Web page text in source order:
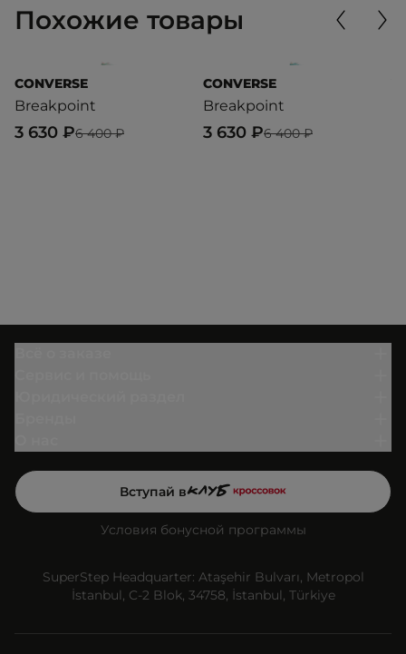
Похожие товары
CONVERSE
Breakpoint
6 400 ₽
3 630 ₽
CONVERSE
Breakpoint
6 400 ₽
3 630 ₽
Вступай в
Условия бонусной программы
SuperStep Headquarter: Ataşehir Bulvarı, Metropol
İstanbul, C-2 Blok, 34758, İstanbul, Türkiye